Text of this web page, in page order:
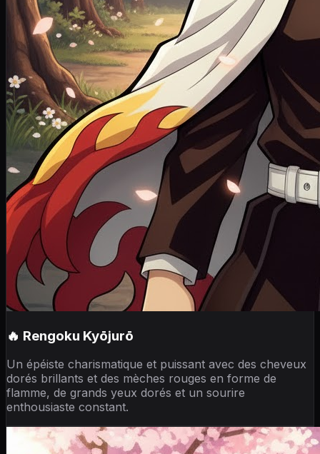
🔥 Rengoku Kyōjurō
Un épéiste charismatique et puissant avec des cheveux
dorés brillants et des mèches rouges en forme de
flamme, de grands yeux dorés et un sourire
enthousiaste constant.